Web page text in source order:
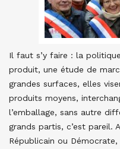
Il faut s’y faire : la
produit, une étude de
grandes surfaces, elles
produits moyens,
l’emballage, sans autre
grands partis, c’est pareil.
Républicain ou